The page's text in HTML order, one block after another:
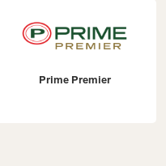
Prime Premier